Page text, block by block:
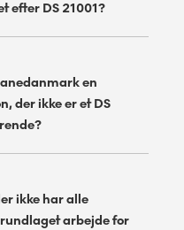
efter DS 21001?
en
der ikke er et DS
ikke har alle
arbejde for